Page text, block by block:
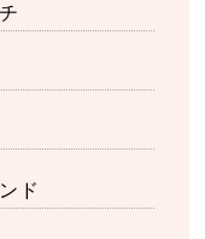
ド